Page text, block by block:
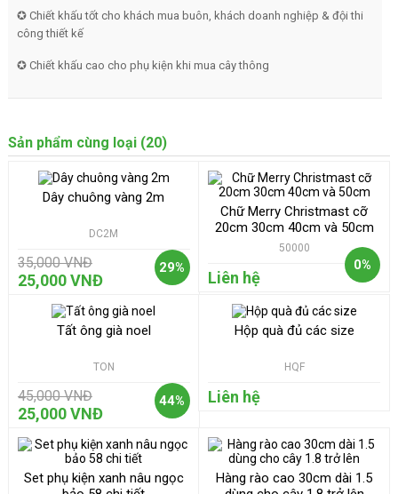
✪Chiết khấu tốt cho khách mua buôn, khách doanh nghiệp & đội thi
công thiết kế
✪Chiết khấu cao cho phụ kiện khi mua cây thông
Sản phẩm cùng loại (20)
29%
Dây chuông vàng 2m
DC2M
35,000 VNĐ
25,000 VNĐ
0%
Chữ Merry Christmast cỡ
20cm 30cm 40cm và 50cm
50000
Liên hệ
44%
Tất ông già noel
TON
45,000 VNĐ
25,000 VNĐ
Hộp quà đủ các size
HQF
Liên hệ
Set phụ kiện xanh nâu ngọc
Hàng rào cao 30cm dài 1.5